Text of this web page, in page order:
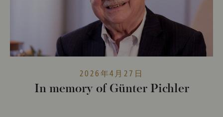
2026年4月27日
In memory of Günter Pichler